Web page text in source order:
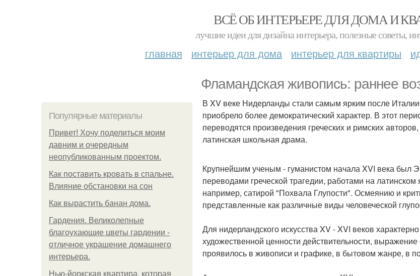
ВСЁ ОБ ИНТЕРЬЕРЕ ДЛЯ ДОМА И
лучшие идеи для дизайна интерьера, полезные советы,
главная интерьер для дома интерьер для квартиры
Фламандская живопись: раннее
Популярные материалы
Привет! Хочу поделиться моим
давним и очередным
неопубликованным проектом.
Как поставить кровать в спальне.
Влияние обстановки на сон
Как вырастить банан дома.
Гардения. Великолепные
благоухающие цветы гардении -
отличное украшение домашнего
интерьера.
Нью-йоркская квартира, которая
В XV веке Нидерланды стали самым ярким после Италии
приобрело более демократический характер. В этот
переводятся произведения греческих и римских
латинская школьная драма.
Крупнейшим ученым - гуманистом начала XVI века был
переводами греческой трагедии, работами на латинском
например, сатирой "Похвала Глупости". Осмеянию и
представленные как различные виды человеческой
Для нидерландского искусства XV - XVI веков
художественной ценности действительности,
проявилось в живописи и графике, в бытовом жанре, в